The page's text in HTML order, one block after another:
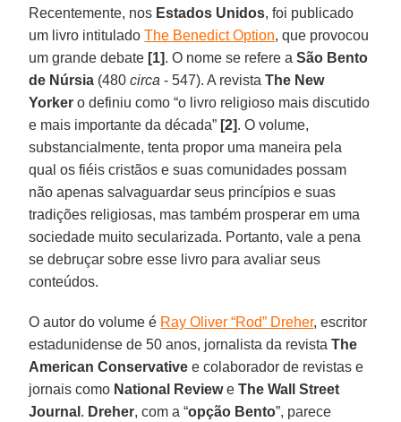
Recentemente, nos Estados Unidos, foi publicado
um livro intituladoThe Benedict Option, que provocou
um grande debate [1]. O nome se refere aSão Bento
de Núrsia (480circa - 547). A revistaThe New
Yorker o definiu como “o livro religioso mais discutido
e mais importante da década” [2]. O volume,
substancialmente, tenta propor uma maneira pela
qual os fiéis cristãos e suas comunidades possam
não apenas salvaguardar seus princípios e suas
tradições religiosas, mas também prosperar em uma
sociedade muito secularizada. Portanto, vale a pena
se debruçar sobre esse livro para avaliar seus
conteúdos.
O autor do volume é Ray Oliver “Rod” Dreher, escritor
estadunidense de 50 anos, jornalista da revistaThe
American Conservative e colaborador de revistas e
jornais como National RevieweThe Wall Street
Journal . Dreher, com a “opção Bento”, parece